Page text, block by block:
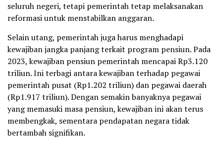
seluruh negeri, tetapi pemerintah tetap melaksanakan
reformasi untuk menstabilkan anggaran.
Selain utang, pemerintah juga harus menghadapi
kewajiban jangka panjang terkait program pensiun. Pada
2023, kewajiban pensiun pemerintah mencapai Rp3.120
triliun. Ini terbagi antara kewajiban terhadap pegawai
pemerintah pusat (Rp1.202 triliun) dan pegawai daerah
(Rp1.917 triliun). Dengan semakin banyaknya pegawai
yang memasuki masa pensiun, kewajiban ini akan terus
membengkak, sementara pendapatan negara tidak
bertambah signifikan.